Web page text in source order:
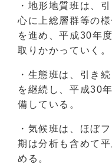
・地形地質班は、
心に上総層群等の
を進め、平成30年
取りかかっていく。
・生態班は、引き
を継続し、平成30
備している。
・気候班は、ほぼ
期は分析も含めて
める。